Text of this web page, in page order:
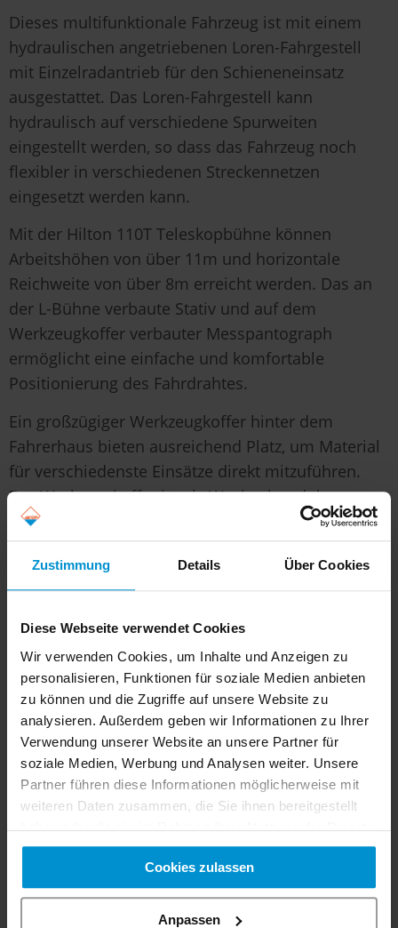
Zustimmung Details Über Cookies
Diese Webseite verwendet Cookies
Wir verwenden Cookies, um Inhalte und Anzeigen zu
personalisieren, Funktionen für soziale Medien anbieten
zu können und die Zugriffe auf unsere Website zu
analysieren. Außerdem geben wir Informationen zu Ihrer
Verwendung unserer Website an unsere Partner für
soziale Medien, Werbung und Analysen weiter. Unsere
Partner führen diese Informationen möglicherweise mit
weiteren Daten zusammen, die Sie ihnen bereitgestellt
haben oder die sie im Rahmen Ihrer Nutzung der Dienste
gesammelt haben. Sie geben Einwilligung zu unseren
Cookies, wenn Sie unsere Webseite weiterhin nutzen.
Cookies zulassen
Anpassen
Dieses multifunktionale Fahrzeug ist mit einem
hydraulischen angetriebenen Loren-Fahrgestell
mit Einzelradantrieb für den Schieneneinsatz
ausgestattet. Das Loren-Fahrgestell kann
hydraulisch auf verschiedene Spurweiten
eingestellt werden, so dass das Fahrzeug noch
flexibler in verschiedenen Streckennetzen
eingesetzt werden kann.
Mit der Hilton 110T Teleskopbühne können
Arbeitshöhen von über 11m und horizontale
Reichweite von über 8m erreicht werden. Das an
der L-Bühne verbaute Stativ und auf dem
Werkzeugkoffer verbauter Messpantograph
ermöglicht eine einfache und komfortable
Positionierung des Fahrdrahtes.
Ein großzügiger Werkzeugkoffer hinter dem
Fahrerhaus bieten ausreichend Platz, um Material
für verschiedenste Einsätze direkt mitzuführen.
Der Werkzeugkoffer ist als Wechselmodul
ausgeführt und kann einfach über Twist-Locks
gegen ein anders Spezialmodul (z.B.
Kabeltrommelbock) ausgetauscht werden.
Hilton Kommunal GmbH
Für weitere Informationen steht Ihnen unser
Vertrieb gerne zur Verfügung.
Vorheriger Artikel
Zurück zur Übersicht